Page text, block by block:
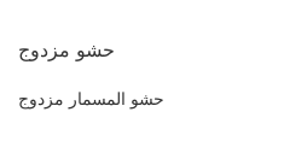
حشو مزدوج